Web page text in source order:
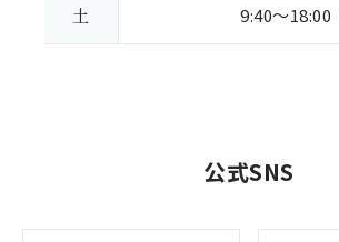
土 9:40～18:00
公式SNS